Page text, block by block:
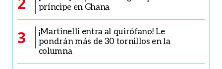
príncipe en Ghana
3
¡Martinelli entra al quirófano! Le
pondrán más de 30 tornillos en la
columna